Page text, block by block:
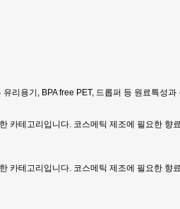
리용기, BPA free PET, 드롭퍼 등 원료특성
카테고리입니다. 코스메틱 제조에 필요한
카테고리입니다. 코스메틱 제조에 필요한